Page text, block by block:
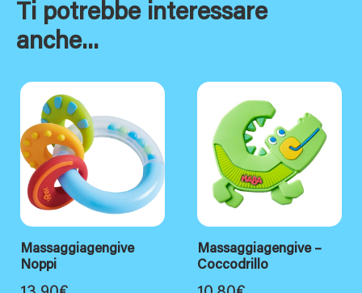
Ti potrebbe interessare
anche...
Massaggiagengive
Noppi
Massaggiagengive –
Coccodrillo